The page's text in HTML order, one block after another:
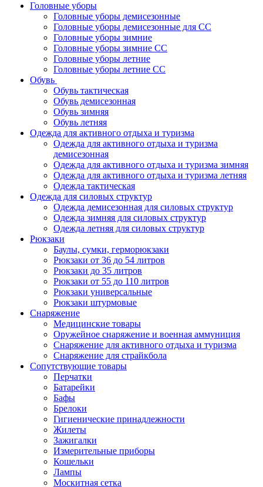
Головные уборы
Головные уборы демисезонные
Головные уборы демисезонные для СС
Головные уборы зимние
Головные уборы зимние СС
Головные уборы летние
Головные уборы летние СС
Обувь
Обувь тактическая
Обувь демисезонная
Обувь зимняя
Обувь летняя
Одежда для активного отдыха и туризма
Одежда для активного отдыха и туризма
демисезонная
Одежда для активного отдыха и туризма зимняя
Одежда для активного отдыха и туризма летняя
Одежда тактическая
Одежда для силовых структур
Одежда демисезонная для силовых структур
Одежда зимняя для силовых структур
Одежда летняя для силовых структур
Рюкзаки
Баулы, сумки, герморюкзаки
Рюкзаки от 36 до 54 литров
Рюкзаки до 35 литров
Рюкзаки от 55 до 110 литров
Рюкзаки универсальные
Рюкзаки штурмовые
Снаряжение
Медицинские товары
Оружейное снаряжение и военная аммуниция
Снаряжение для активного отдыха и туризма
Снаряжение для страйкбола
Сопутствующие товары
Перчатки
Батарейки
Бафы
Брелоки
Гигиенические принадлежности
Жилеты
Зажигалки
Измерительные приборы
Кошельки
Лампы
Москитная сетка